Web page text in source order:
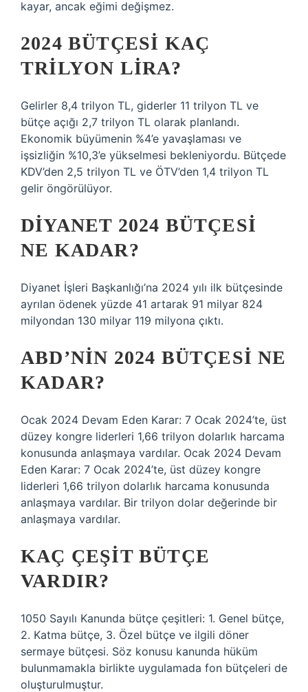
kayar, ancak eğimi değişmez.
2024 BÜTÇESI KAÇ
TRILYON LIRA?
Gelirler 8,4 trilyon TL, giderler 11 trilyon TL ve
bütçe açığı 2,7 trilyon TL olarak planlandı.
Ekonomik büyümenin %4’e yavaşlaması ve
işsizliğin %10,3’e yükselmesi bekleniyordu. Bütçede
KDV’den 2,5 trilyon TL ve ÖTV’den 1,4 trilyon TL
gelir öngörülüyor.
DIYANET 2024 BÜTÇESI
NE KADAR?
Diyanet İşleri Başkanlığı’na 2024 yılı ilk bütçesinde
ayrılan ödenek yüzde 41 artarak 91 milyar 824
milyondan 130 milyar 119 milyona çıktı.
ABD’NIN 2024 BÜTÇESI NE
KADAR?
Ocak 2024 Devam Eden Karar: 7 Ocak 2024’te, üst
düzey kongre liderleri 1,66 trilyon dolarlık harcama
konusunda anlaşmaya vardılar. Ocak 2024 Devam
Eden Karar: 7 Ocak 2024’te, üst düzey kongre
liderleri 1,66 trilyon dolarlık harcama konusunda
anlaşmaya vardılar. Bir trilyon dolar değerinde bir
anlaşmaya vardılar.
KAÇ ÇEŞIT BÜTÇE
VARDIR?
1050 Sayılı Kanunda bütçe çeşitleri: 1. Genel bütçe,
2. Katma bütçe, 3. Özel bütçe ve ilgili döner
sermaye bütçesi. Söz konusu kanunda hüküm
bulunmamakla birlikte uygulamada fon bütçeleri de
oluşturulmuştur.